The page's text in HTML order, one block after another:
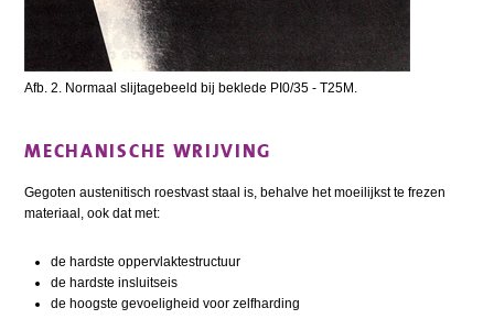
Afb. 2. Normaal slijtagebeeld bij beklede PI0/35 - T25M.
MECHANISCHE WRIJVING
Gegoten austenitisch roestvast staal is, behalve het moeilijkst te frezen
materiaal, ook dat met:
de hardste oppervlaktestructuur
de hardste insluitseis
de hoogste gevoeligheid voor zelfharding